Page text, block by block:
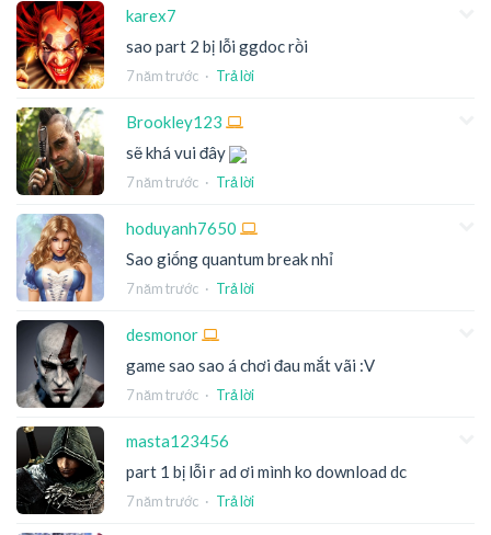
karex7
sao part 2 bị lỗi ggdoc rồi
7 năm trước · Trả lời
Brookley123
sẽ khá vui đây
7 năm trước · Trả lời
hoduyanh7650
Sao giống quantum break nhỉ
7 năm trước · Trả lời
desmonor
game sao sao á chơi đau mắt vãi :V
7 năm trước · Trả lời
masta123456
part 1 bị lỗi r ad ơi mình ko download dc
7 năm trước · Trả lời